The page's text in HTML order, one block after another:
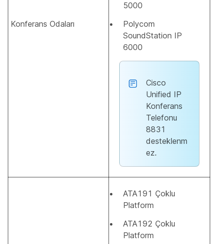
Konferans Odaları
5000
Polycom
SoundStation IP
6000
Cisco
Unified IP
Konferans
Telefonu
8831
desteklenm
ez.
ATA191 Çoklu
Platform
ATA192 Çoklu
Platform